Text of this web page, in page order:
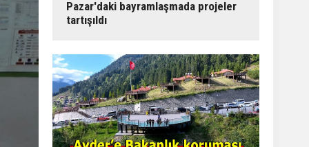
Pazar'daki bayramlaşmada projeler
tartışıldı